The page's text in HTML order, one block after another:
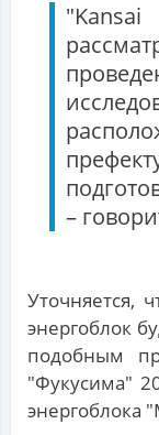
–
Уточняется,
энергоблок
подобным
"Фукусима"
энергоблока